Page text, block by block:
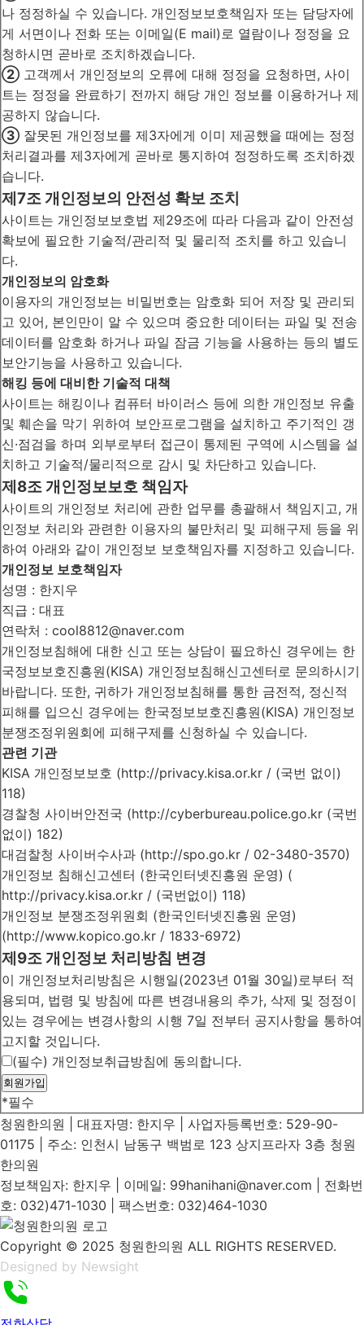
나 정정하실 수 있습니다. 개인정보보호책임자 또는 담당자에
게 서면이나 전화 또는 이메일(E mail)로 열람이나 정정을 요
청하시면 곧바로 조치하겠습니다.
② 고객께서 개인정보의 오류에 대해 정정을 요청하면, 사이
트는 정정을 완료하기 전까지 해당 개인 정보를 이용하거나 제
공하지 않습니다.
③ 잘못된 개인정보를 제3자에게 이미 제공했을 때에는 정정
처리결과를 제3자에게 곧바로 통지하여 정정하도록 조치하겠
습니다.
제7조 개인정보의 안전성 확보 조치
사이트는 개인정보보호법 제29조에 따라 다음과 같이 안전성
확보에 필요한 기술적/관리적 및 물리적 조치를 하고 있습니
다.
개인정보의 암호화
이용자의 개인정보는 비밀번호는 암호화 되어 저장 및 관리되
고 있어, 본인만이 알 수 있으며 중요한 데이터는 파일 및 전송
데이터를 암호화 하거나 파일 잠금 기능을 사용하는 등의 별도
보안기능을 사용하고 있습니다.
해킹 등에 대비한 기술적 대책
사이트는 해킹이나 컴퓨터 바이러스 등에 의한 개인정보 유출
및 훼손을 막기 위하여 보안프로그램을 설치하고 주기적인 갱
신·점검을 하며 외부로부터 접근이 통제된 구역에 시스템을 설
치하고 기술적/물리적으로 감시 및 차단하고 있습니다.
제8조 개인정보보호 책임자
사이트의 개인정보 처리에 관한 업무를 총괄해서 책임지고, 개
인정보 처리와 관련한 이용자의 불만처리 및 피해구제 등을 위
하여 아래와 같이 개인정보 보호책임자를 지정하고 있습니다.
개인정보 보호책임자
성명 : 한지우
직급 : 대표
연락처 : cool8812@naver.com
개인정보침해에 대한 신고 또는 상담이 필요하신 경우에는 한
국정보보호진흥원(KISA) 개인정보침해신고센터로 문의하시기
바랍니다. 또한, 귀하가 개인정보침해를 통한 금전적, 정신적
피해를 입으신 경우에는 한국정보보호진흥원(KISA) 개인정보
분쟁조정위원회에 피해구제를 신청하실 수 있습니다.
관련 기관
KISA 개인정보보호 (http://privacy.kisa.or.kr / (국번 없이)
118)
경찰청 사이버안전국 (http://cyberbureau.police.go.kr (국번
없이) 182)
대검찰청 사이버수사과 (http://spo.go.kr / 02-3480-3570)
개인정보 침해신고센터 (한국인터넷진흥원 운영) (
http://privacy.kisa.or.kr / (국번없이) 118)
개인정보 분쟁조정위원회 (한국인터넷진흥원 운영)
(http://www.kopico.go.kr / 1833-6972)
제9조 개인정보 처리방침 변경
이 개인정보처리방침은 시행일(2023년 01월 30일)로부터 적
용되며, 법령 및 방침에 따른 변경내용의 추가, 삭제 및 정정이
있는 경우에는 변경사항의 시행 7일 전부터 공지사항을 통하여
고지할 것입니다.
(필수) 개인정보취급방침에 동의합니다.
*필수
청원한의원 | 대표자명: 한지우 | 사업자등록번호: 529-90-
01175 | 주소: 인천시 남동구 백범로 123 상지프라자 3층 청원
한의원
정보책임자: 한지우 | 이메일: 99hanihani@naver.com | 전화번
호: 032)471-1030 | 팩스번호: 032)464-1030
Copyright © 2025 청원한의원 ALL RIGHTS RESERVED.
Designed by Newsight